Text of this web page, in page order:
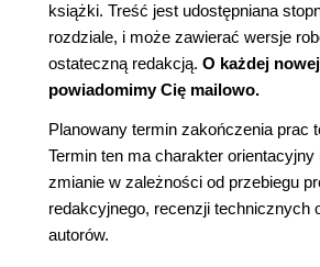
książki. Treść jest udostępniana
rozdziale, i może zawierać wersje
ostateczną redakcją. O każdej
powiadomimy Cię mailowo.
Planowany termin zakończenia prac
Termin ten ma charakter orientacyjny
zmianie w zależności od przebiegu
redakcyjnego, recenzji technicznych
autorów.